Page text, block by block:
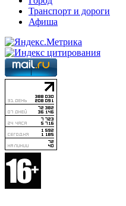
Транспорт и дороги
Афиша